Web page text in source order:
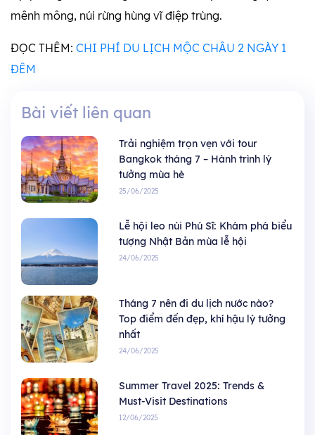
mênh mông, núi rừng hùng vĩ điệp trùng.
ĐỌC THÊM: CHI PHÍ DU LỊCH MỘC CHÂU 2 NGÀY 1
ĐÊM
Bài viết liên quan
Trải nghiệm trọn vẹn với tour
Bangkok tháng 7 – Hành trình lý
tưởng mùa hè
25/06/2025
Lễ hội leo núi Phú Sĩ: Khám phá biểu
tượng Nhật Bản mùa lễ hội
24/06/2025
Tháng 7 nên đi du lịch nước nào?
Top điểm đến đẹp, khí hậu lý tưởng
nhất
24/06/2025
Summer Travel 2025: Trends &
Must-Visit Destinations
12/06/2025